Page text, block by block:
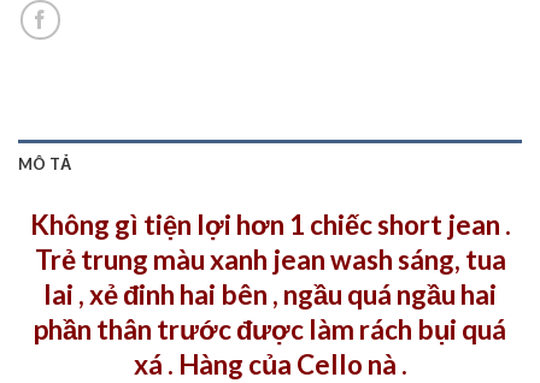
MÔ TẢ
Không gì tiện lợi hơn 1 chiếc short jean .
Trẻ trung màu xanh jean wash sáng, tua
lai , xẻ đinh hai bên , ngầu quá ngầu hai
phần thân trước được làm rách bụi quá
xá . Hàng của Cello nà .